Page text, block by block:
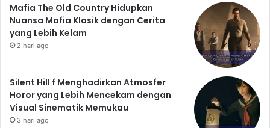
Mafia The Old Country Hidupkan
Nuansa Mafia Klasik dengan Cerita
yang Lebih Kelam
2 hari ago
Silent Hill f Menghadirkan Atmosfer
Horor yang Lebih Mencekam dengan
Visual Sinematik Memukau
3 hari ago